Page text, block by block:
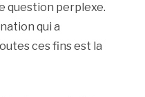
question perplexe.
qui a
ces fins est la